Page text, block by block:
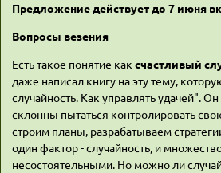
Предложение действуетдо 7 июня
Вопросы везения
Есть такое понятие как счастливый
даже написал книгу на эту тему,
случайность. Как управлять удачей".
склонны пытаться контролировать
строим планы, разрабатываем
один фактор - случайность, и
несостоятельными. Но можно ли